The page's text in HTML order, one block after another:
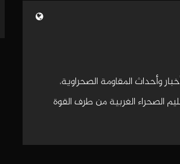
وأحداث المقاومة الصحراوية،
الصحراء الغربية من طرف القوة